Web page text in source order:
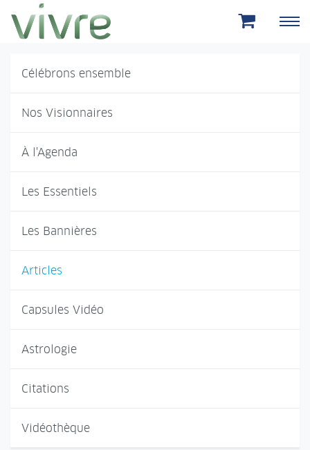
Aller au menu principal
Aller au contenu principal
Célébrons ensemble
Nos Visionnaires
À l'Agenda
Les Essentiels
Les Bannières
Articles
Capsules Vidéo
Astrologie
Citations
Vidéothèque